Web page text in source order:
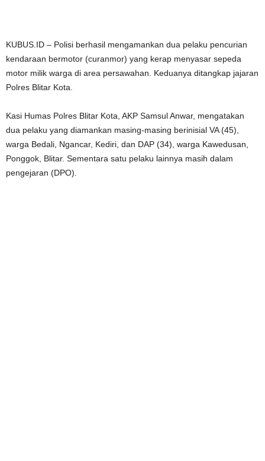
KUBUS.ID – Polisi berhasil mengamankan dua pelaku pencurian
kendaraan bermotor (curanmor) yang kerap menyasar sepeda
motor milik warga di area persawahan. Keduanya ditangkap jajaran
Polres Blitar Kota.
Kasi Humas Polres Blitar Kota, AKP Samsul Anwar, mengatakan
dua pelaku yang diamankan masing-masing berinisial VA (45),
warga Bedali, Ngancar, Kediri, dan DAP (34), warga Kawedusan,
Ponggok, Blitar. Sementara satu pelaku lainnya masih dalam
pengejaran (DPO).